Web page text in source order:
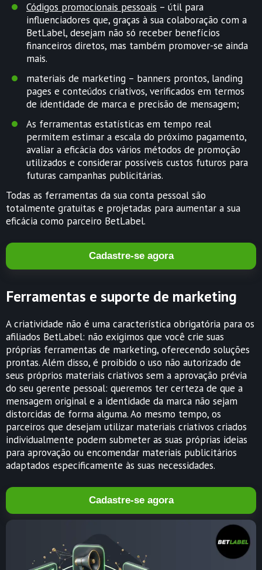
Códigos promocionais pessoais – útil para
influenciadores que, graças à sua colaboração com a
BetLabel, desejam não só receber benefícios
financeiros diretos, mas também promover-se ainda
mais.
materiais de marketing – banners prontos, landing
pages e conteúdos criativos, verificados em termos
de identidade de marca e precisão de mensagem;
As ferramentas estatísticas em tempo real
permitem estimar a escala do próximo pagamento,
avaliar a eficácia dos vários métodos de promoção
utilizados e considerar possíveis custos futuros para
futuras campanhas publicitárias.
Todas as ferramentas da sua conta pessoal são
totalmente gratuitas e projetadas para aumentar a sua
eficácia como parceiro BetLabel.
Cadastre-se agora
Ferramentas e suporte de marketing
A criatividade não é uma característica obrigatória para os
afiliados BetLabel: não exigimos que você crie suas
próprias ferramentas de marketing, oferecendo soluções
prontas. Além disso, é proibido o uso não autorizado de
seus próprios materiais criativos sem a aprovação prévia
do seu gerente pessoal: queremos ter certeza de que a
mensagem original e a identidade da marca não sejam
distorcidas de forma alguma. Ao mesmo tempo, os
parceiros que desejam utilizar materiais criativos criados
individualmente podem submeter as suas próprias ideias
para aprovação ou encomendar materiais publicitários
adaptados especificamente às suas necessidades.
Cadastre-se agora